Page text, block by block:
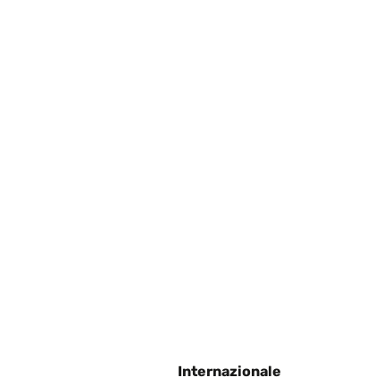
zum basteln, welche nur aus einer dünnen
total zufrieden und habe auch feine Linien gut zeichnen
Internazionale